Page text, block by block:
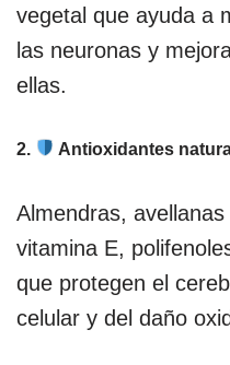
vegetal que ayuda a
las neuronas y
ellas.
2. Antioxidantes
Almendras,
vitamina E,
que protegen el
celular y del daño